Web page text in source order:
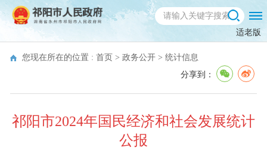
适老版
您现在所在的位置 : 首页 > 政务公开 > 统计信息
分享到：
祁阳市2024年国民经济和社会发展统计
公报